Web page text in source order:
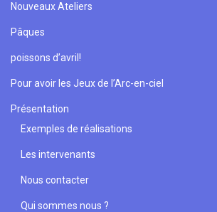
Nouveaux Ateliers
Pâques
poissons d’avril!
Pour avoir les Jeux de l’Arc-en-ciel
Présentation
Exemples de réalisations
Les intervenants
Nous contacter
Qui sommes nous ?